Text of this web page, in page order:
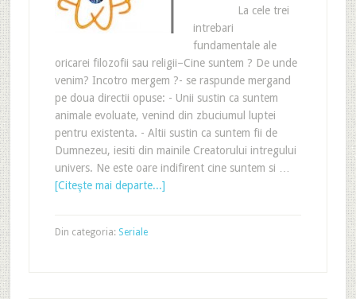
La cele trei
intrebari
fundamentale ale
oricarei filozofii sau religii–Cine suntem ? De unde
venim? Incotro mergem ?- se raspunde mergand
pe doua directii opuse: - Unii sustin ca suntem
animale evoluate, venind din zbuciumul luptei
pentru existenta. - Altii sustin ca suntem fii de
Dumnezeu, iesiti din mainile Creatorului intregului
univers. Ne este oare indifirent cine suntem si …
[Citeşte mai departe...]
Din categoria: Seriale